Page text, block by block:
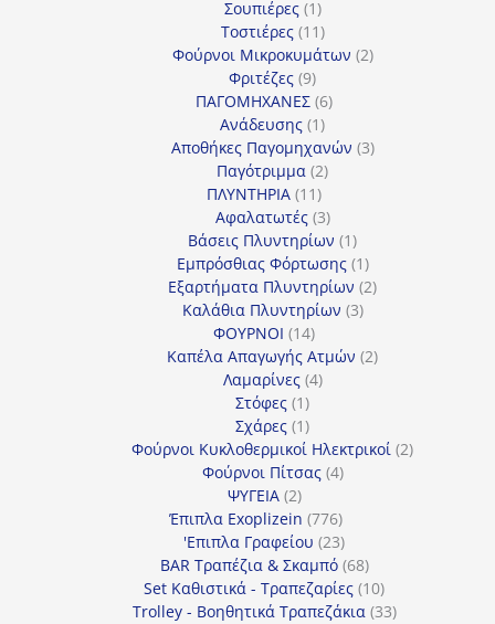
Σουπιέρες 11
προϊόν
Τοστιέρες 1111
προϊόντα
Φούρνοι Μικροκυμάτων 22
Φριτέζες 99
προϊόντα
ΠΑΓΟΜΗΧΑΝΕΣ 66
Ανάδευσης 11
προϊόν
Αποθήκες Παγομηχανών 33
Παγότριμμα 22
ΠΛΥΝΤΗΡΙΑ 1111
προϊόντα
Αφαλατωτές 33
προϊόντα
Βάσεις Πλυντηρίων 11
προϊόν
Εμπρόσθιας Φόρτωσης 11
προϊόν
Εξαρτήματα Πλυντηρίων 22
Καλάθια Πλυντηρίων 33
ΦΟΥΡΝΟΙ 1414
προϊόντα
Καπέλα Απαγωγής Ατμών 22
Λαμαρίνες 44
Στόφες 11
προϊόν
Σχάρες 11
προϊόν
Φούρνοι Κυκλοθερμικοί Ηλεκτρικοί 22
Φούρνοι Πίτσας 44
ΨΥΓΕΙΑ 22
προϊόντα
Έπιπλα Exoplizein 776776
προϊόντα
'Επιπλα Γραφείου 2323
προϊόντα
BAR Τραπέζια & Σκαμπό 6868
προϊόντα
Set Καθιστικά - Τραπεζαρίες 1010
προϊόντα
Trolley - Βοηθητικά Τραπεζάκια 3333